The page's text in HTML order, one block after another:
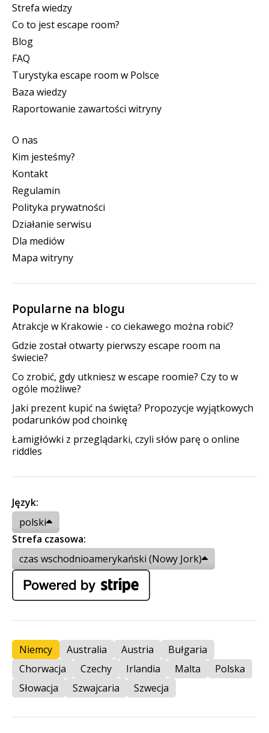
Strefa wiedzy
Co to jest escape room?
Blog
FAQ
Turystyka escape room w Polsce
Baza wiedzy
Raportowanie zawartości witryny
O nas
Kim jesteśmy?
Kontakt
Regulamin
Polityka prywatności
Działanie serwisu
Dla mediów
Mapa witryny
Popularne na blogu
Atrakcje w Krakowie - co ciekawego można robić?
Gdzie został otwarty pierwszy escape room na
świecie?
Co zrobić, gdy utkniesz w escape roomie? Czy to w
ogóle możliwe?
Jaki prezent kupić na święta? Propozycje wyjątkowych
podarunków pod choinkę
Łamigłówki z przeglądarki, czyli słów parę o online
riddles
Język:
polski
Strefa czasowa:
czas wschodnioamerykański (Nowy Jork)
Niemcy Australia Austria
Bułgaria
Chorwacja
Czechy Irlandia Malta
Polska
Słowacja
Szwajcaria Szwecja